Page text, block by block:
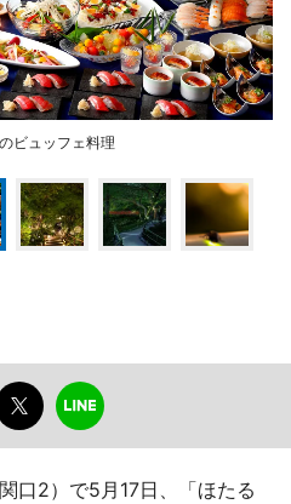
ビュッフェ料理
口2）で5月17日、「ほたる